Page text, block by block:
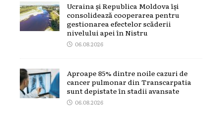
Ucraina și Republica Moldova își
consolidează cooperarea pentru
gestionarea efectelor scăderii
nivelului apei în Nistru
06.08.2026
Aproape 85% dintre noile cazuri de
cancer pulmonar din Transcarpatia
sunt depistate în stadii avansate
06.08.2026